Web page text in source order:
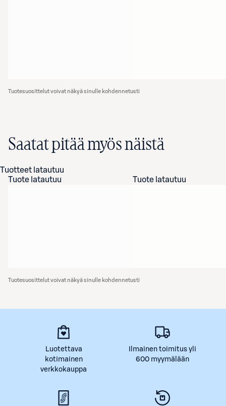
Tuotesuosittelut voivat näkyä sinulle kohdennetusti
Saatat pitää myös näistä
Tuotteet latautuu
Tuote latautuu
Tuote latautuu
Tuotesuosittelut voivat näkyä sinulle kohdennetusti
Luotettava
kotimainen
verkkokauppa
Ilmainen toimitus yli
600 myymälään